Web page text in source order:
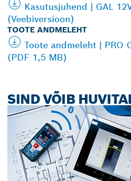
Kasutusjuhend | GAL
(Veebiversioon)
TOOTE ANDMELEHT
Toote andmeleht | PRO
(PDF 1,5 MB)
SIND VÕIB